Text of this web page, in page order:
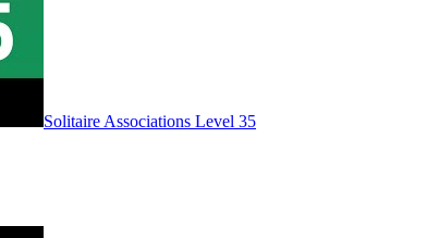
Level 35